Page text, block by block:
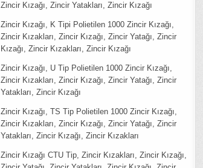
Zincir Kızağı, Zincir Yatakları, Zincir Kızağı
Zincir Kızağı, K Tipi Polietilen 1000 Zincir Kızağı,
Zincir Kızakları, Zincir Kızağı, Zincir Yatağı, Zincir
Kızağı, Zincir Kızakları, Zincir Kızağı
Zincir Kızağı, U Tip Polietilen 1000 Zincir Kızağı,
Zincir Kızakları, Zincir Kızağı, Zincir Yatağı, Zincir
Yatakları, Zincir Kızağı
Zincir Kızağı, TS Tip Polietilen 1000 Zincir Kızağı,
Zincir Kızakları, Zincir Kızağı, Zincir Yatağı, Zincir
Yatakları, Zincir Kızağı, Zincir Kızakları
Zincir Kızağı CTU Tip, Zincir Kızakları, Zincir Kızağı,